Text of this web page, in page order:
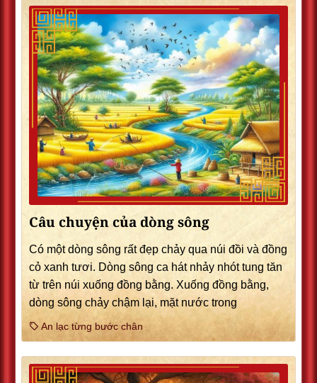
Câu chuyện của dòng sông
Có một dòng sông rất đẹp chảy qua núi đồi và đồng
cỏ xanh tươi. Dòng sông ca hát nhảy nhót tung tăn
từ trên núi xuống đồng bằng. Xuống đồng bằng,
dòng sông chảy chậm lại, mặt nước trong
An lạc từng bước chân